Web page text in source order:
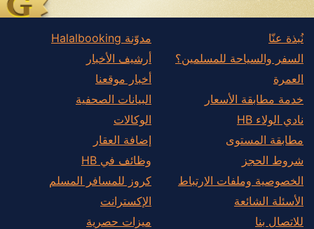
نُبذة عنّا
السفر والسياحة للمسلمين؟
العمرة
خدمة مطابقة الأسعار
نادي الولاء HB
مطابقة المستوى
شروط الحجز
الخصوصية وملفات الارتباط
الأسئلة الشائعة
للاتصال بنا
مدوّنة Halalbooking
أرشيف الأخبار
أخبار موقعنا
البيانات الصحفية
الوكالات
إضافة العقار
وظائف في HB
كروز للمسافر المسلم
الإكسترانت
ميزات حصرية